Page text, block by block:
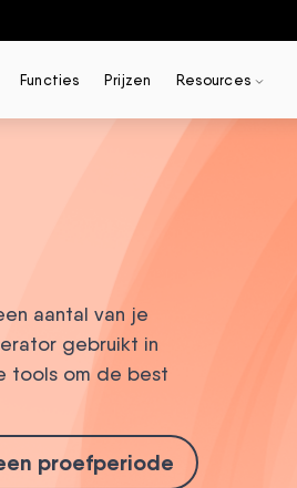
Functies Prijzen Resources
aantal van je
gebruikt in
tools om de best
proefperiode